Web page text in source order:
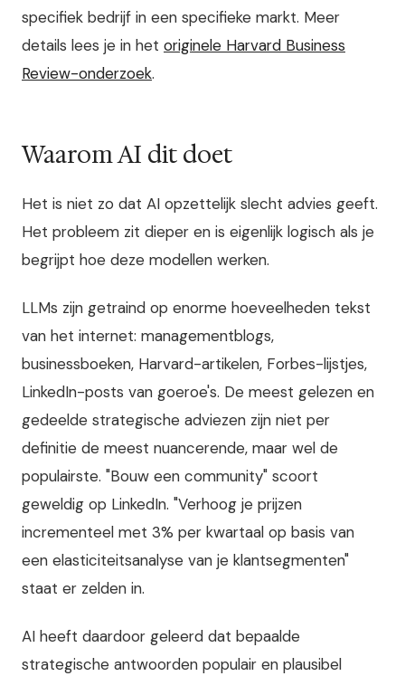
specifiek bedrijf in een specifieke markt. Meer
details lees je in het originele Harvard Business
Review-onderzoek.
Waarom AI dit doet
Het is niet zo dat AI opzettelijk slecht advies geeft.
Het probleem zit dieper en is eigenlijk logisch als je
begrijpt hoe deze modellen werken.
LLMs zijn getraind op enorme hoeveelheden tekst
van het internet: managementblogs,
businessboeken, Harvard-artikelen, Forbes-lijstjes,
LinkedIn-posts van goeroe's. De meest gelezen en
gedeelde strategische adviezen zijn niet per
definitie de meest nuancerende, maar wel de
populairste. "Bouw een community" scoort
geweldig op LinkedIn. "Verhoog je prijzen
incrementeel met 3% per kwartaal op basis van
een elasticiteitsanalyse van je klantsegmenten"
staat er zelden in.
AI heeft daardoor geleerd dat bepaalde
strategische antwoorden populair en plausibel